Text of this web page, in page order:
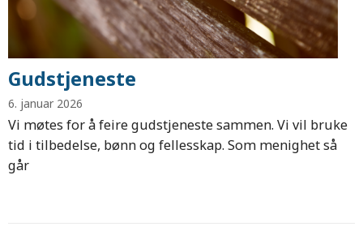
Gudstjeneste
6. januar 2026
Vi møtes for å feire gudstjeneste sammen. Vi vil bruke
tid i tilbedelse, bønn og fellesskap. Som menighet så
går